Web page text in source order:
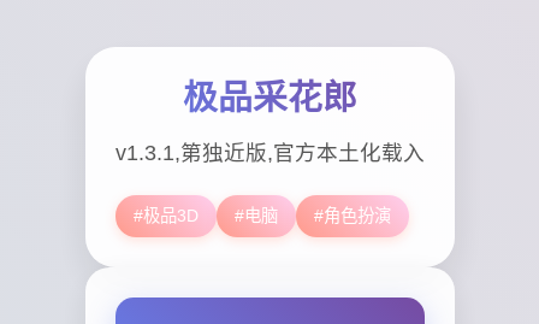
极品采花郎
v1.3.1,第独近版,官方本土化载入
#极品3D #电脑 #角色扮演